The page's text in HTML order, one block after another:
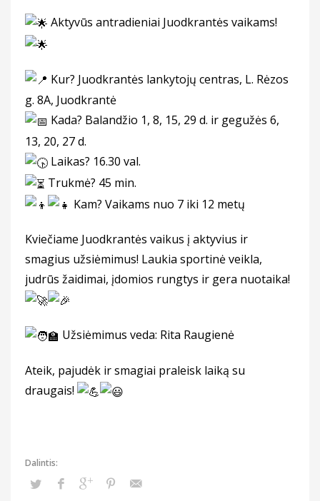
Aktyvūs antradieniai Juodkrantės vaikams!
Kur? Juodkrantės lankytojų centras, L. Rėzos
g. 8A, Juodkrantė
Kada? Balandžio 1, 8, 15, 29 d. ir gegužės 6,
13, 20, 27 d.
Laikas? 16.30 val.
Trukmė? 45 min.
Kam? Vaikams nuo 7 iki 12 metų
Kviečiame Juodkrantės vaikus į aktyvius ir
smagius užsiėmimus! Laukia sportinė veikla,
judrūs žaidimai, įdomios rungtys ir gera nuotaika!
Užsiėmimus veda: Rita Raugienė
Ateik, pajudėk ir smagiai praleisk laiką su
draugais!